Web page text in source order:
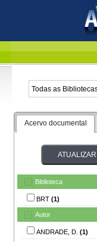
Acervo documental
Biblioteca
BRT (1)
Autor
ANDRADE, D. (1)